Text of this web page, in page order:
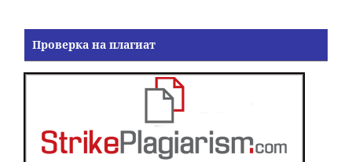
Проверка на плагиат